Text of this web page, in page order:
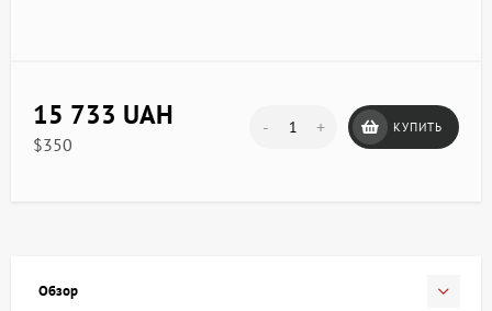
15 733 UAH
$350
- + КУПИТЬ
Обзор